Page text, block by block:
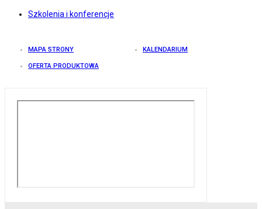
Szkolenia i konferencje
MAPA STRONY KALENDARIUM
OFERTA PRODUKTOWA